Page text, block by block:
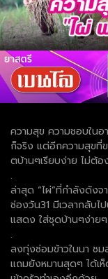
ความสุข ความชอบใน
ก็จริง แต่อีกความสุขที่
ตบ้านๆเรียบง่าย ไม่ต้
.
ล่าสุด “ไผ่”ที่กำลังดังจ
ช่องวัน31 มีเวลากลับไ
แสดง ใส่ชุดบ้านๆง่ายๆ
.
ลงทุ่งซ่อมข้าวในนา ช
แถมยังหมานสุดๆ ได้เห็